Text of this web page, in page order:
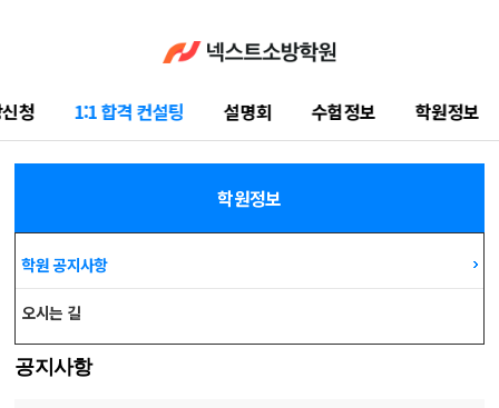
청 1:1 합격 컨설팅 설명회 수험정보 학원정보
학습지원센터
학원정보
학원 공지사항
오시는 길
공지사항